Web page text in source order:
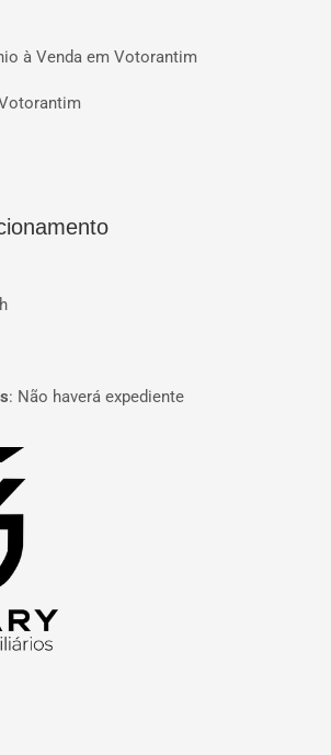
à Venda em Votorantim
: Não haverá expediente